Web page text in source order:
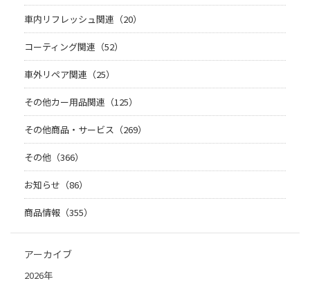
車内リフレッシュ関連（20）
コーティング関連（52）
車外リペア関連（25）
その他カー用品関連（125）
その他商品・サービス（269）
その他（366）
お知らせ（86）
商品情報（355）
アーカイブ
2026年